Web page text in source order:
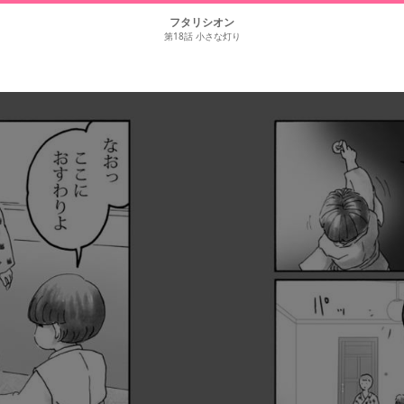
フタリシオン
第18話 小さな灯り